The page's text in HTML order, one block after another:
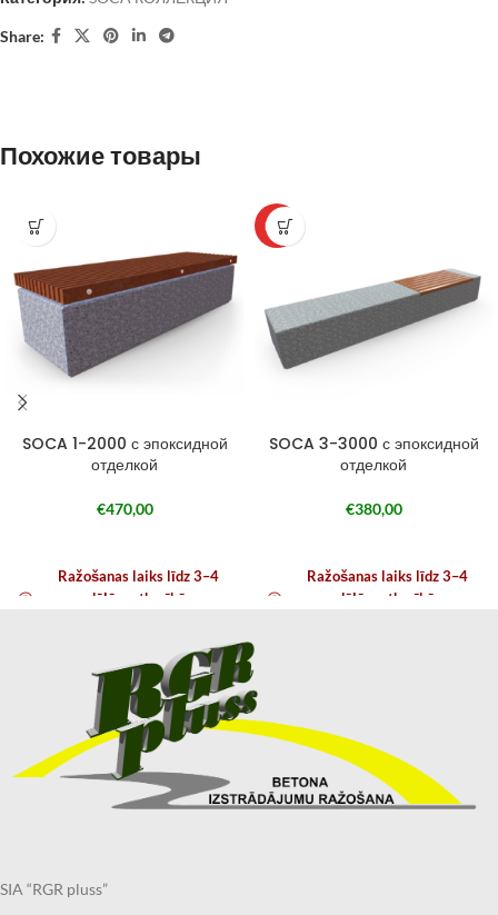
Share:
Похожие товары
SOCA 1-2000 с эпоксидной
отделкой
€470,00
Ražošanas laiks līdz 3–4
nedēļām atkarībā no
HOT
SOCA 3-3000 с эпоксидной
отделкой
€380,00
Ražošanas laiks līdz 3–4
nedēļām atkarībā no
SIA “RGR pluss”